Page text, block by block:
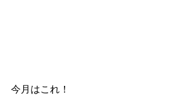
今月はこれ！